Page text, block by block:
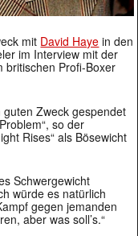
mit David Haye in den
im Interview mit der
britischen Profi-Boxer
Zweck gespendet
so der
Rises“ als Bösewicht
Schwergewicht
würde es natürlich
gegen jemanden
aber was soll’s.“